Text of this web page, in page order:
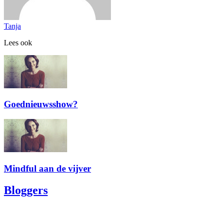
Tanja
Lees ook
Goednieuwsshow?
Mindful aan de vijver
Bloggers